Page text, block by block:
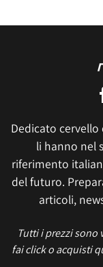
Dedicato
li hanno nel
riferimento
del futuro.
articoli,
Tutti i prezzi
fai click o acquisti